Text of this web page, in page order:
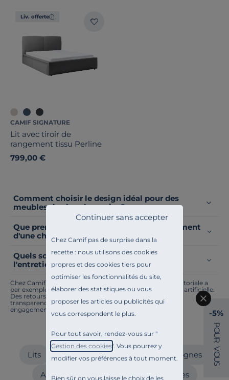
Chez Camif pas de surprise dans la
recette : nous utilisons des cookies
propres et des cookies tiers pour
optimiser les fonctionnalités du site,
élaborer des statistiques ou vous
proposer les articles ou publicités qui
vous correspondent le plus.
Pour tout savoir, rendez-vous sur "
Gestion des cookies". Vous pourrez y
modifier vos préférences à tout moment.
Bien sûr on vous laisse le choix de les
Continuer sans accepter
Liv. offerte
CAMIF SIGNATURE
Lit avec tiroir de
rangement tissu Perline
799,00 €
Comment choisir le design idéal pour des
meubles de chambre noirs ?
Que prendre en compte lors de l'aménagement
d'une chambre avec des meubles noirs ?
Quels sont les conseils pratiques pour
l'entretien des meubles en bois noirs ?
Chez Camif, on innove en permanence. Notre équipe éditoriale a
par exemple généré cette page à l'aide d'une intelligence artificielle.
Des retours ? Nous sommes à l'écoute. Tout comme la
transparence, l'amélioration continue fait partie de nos
engagements.
Craquez aussi pour
Lits Lits avec rangement Lits gigognes
Armoires Dressings Commodes
Pays de fabrication
-5%
P
O
U
R
V
O
U
S